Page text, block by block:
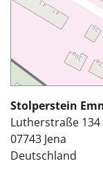
Stolperstein
Lutherstraße 134
07743 Jena
Deutschland